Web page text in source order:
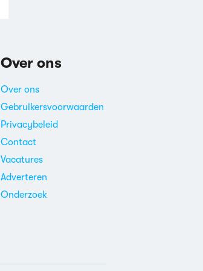
Over ons
Over ons
Gebruikersvoorwaarden
Privacybeleid
Contact
Vacatures
Adverteren
Onderzoek